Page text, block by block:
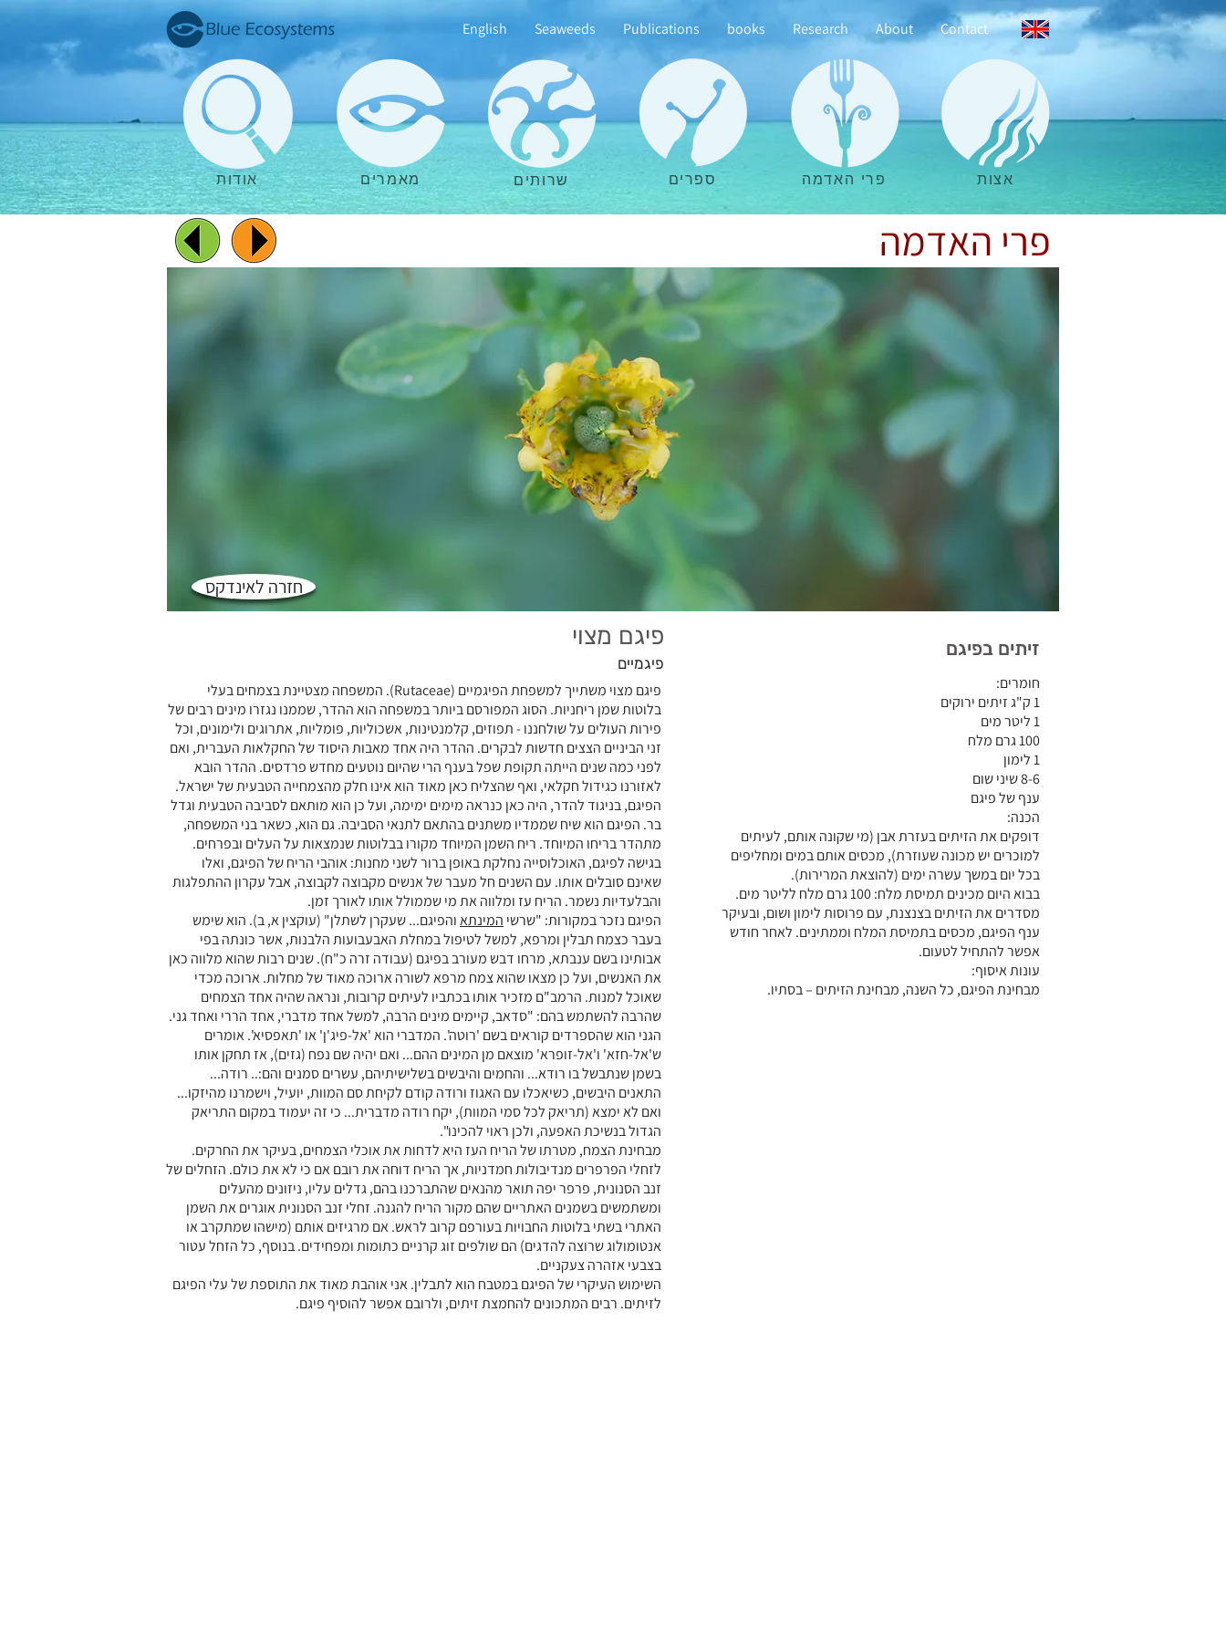
פרי האדמה
פיגם מצוי משתייך למשפחת הפיגמיים (Rutaceae). המשפחה מצטיינת בצמחים בעלי
בלוטות שמן ריחניות. הסוג המפורסם ביותר במשפחה הוא ההדר, שממנו נגזרו מינים רבים של
פירות העולים על שולחננו - תפוזים, קלמנטינות, אשכוליות, פומליות, אתרוגים ולימונים, וכל
זני הביניים הצצים חדשות לבקרים. ההדר היה אחד מאבות היסוד של החקלאות העברית, ואם
לפני כמה שנים הייתה תקופת שפל בענף הרי שהיום נוטעים מחדש פרדסים. ההדר הובא
לאזורנו כגידול חקלאי, ואף שהצליח כאן מאוד הוא אינו חלק מהצמחייה הטבעית של ישראל.
הפיגם, בניגוד להדר, היה כאן כנראה מימים ימימה, ועל כן הוא מותאם לסביבה הטבעית וגדל
בר. הפיגם הוא שיח שממדיו משתנים בהתאם לתנאי הסביבה. גם הוא, כשאר בני המשפחה,
מתהדר בריחו המיוחד. ריח השמן המיוחד מקורו בבלוטות שנמצאות על העלים ובפרחים.
בגישה לפיגם, האוכלוסייה נחלקת באופן ברור לשני מחנות: אוהבי הריח של הפיגם, ואלו
שאינם סובלים אותו. עם השנים חל מעבר של אנשים מקבוצה לקבוצה, אבל עקרון ההתפלגות
והבלעדיות נשמר. הריח עז ומלווה את מי שממולל אותו לאורך זמן.
הפיגם נזכר במקורות: "שרשי המינתאוהפיגם... שעקרן לשתלן" (עוקצין א, ב). הוא שימש
בעבר כצמח תבלין ומרפא, למשל לטיפול במחלת האבעבועות הלבנות, אשר כונתה בפי
אבותינו בשם ענבתא, מרחו דבש מעורב בפיגם (עבודה זרה כ"ח). שנים רבות שהוא מלווה כאן
את האנשים, ועל כן מצאו שהוא צמח מרפא לשורה ארוכה מאוד של מחלות. ארוכה מכדי
שאוכל למנות. הרמב"ם מזכיר אותו בכתביו לעיתים קרובות, ונראה שהיה אחד הצמחים
שהרבה להשתמש בהם: "סדאב, קיימים מינים הרבה, למשל אחד מדברי, אחד הררי ואחד גני.
הגני הוא שהספרדים קוראים בשם 'רוטה'. המדברי הוא 'אל-פיג'ן' או 'תאפסיא'. אומרים
ש'אל-חזא' ו'אל-זופרא' מוצאם מן המינים ההם... ואם יהיה שם נפח (גזים), אז תחקן אותו
בשמן שנתבשל בו רודא... והחמים והיבשים בשלישיתיהם, עשרים סמנים והם:.. רודה...
התאנים היבשים, כשיאכלו עם האגוז ורודה קודם לקיחת סם המוות, יועיל, וישמרנו מהיזקו...
ואם לא ימצא (תריאק לכל סמי המוות), יקח רודה מדברית... כי זה יעמוד במקום התריאק
הגדול בנשיכת האפעה, ולכן ראוי להכינו".
מבחינת הצמח, מטרתו של הריח העז היא לדחות את אוכלי הצמחים, בעיקר את החרקים.
לזחלי הפרפרים מנדיבולות חמדניות, אך הריח דוחה את רובם אם כי לא את כולם. הזחלים של
זנב הסנונית, פרפר יפה תואר מהנאים שהתברכנו בהם, גדלים עליו, ניזונים מהעלים
ומשתמשים בשמנים האתריים שהם מקור הריח להגנה. זחלי זנב הסנונית אוגרים את השמן
האתרי בשתי בלוטות החבויות בעורפם קרוב לראש. אם מרגיזים אותם (מישהו שמתקרב או
אנטומולוג שרוצה להדגים) הם שולפים זוג קרניים כתומות ומפחידים. בנוסף, כל הזחל עטור
בצבעי אזהרה צעקניים.
השימוש העיקרי של הפיגם במטבח הוא לתבלין. אני אוהבת מאוד את התוספת של עלי הפיגם
לזיתים. רבים המתכונים להחמצת זיתים, ולרובם אפשר להוסיף פיגם.
פיגם מצוי
פיגמיים
חומרים:
1 ק"ג זיתים ירוקים
1 ליטר מים
100 גרם מלח
1 לימון
8-6 שיני שום
ענף של פיגם
הכנה:
דופקים את הזיתים בעזרת אבן (מי שקונה אותם, לעיתים
למוכרים יש מכונה שעוזרת), מכסים אותם במים ומחליפים
בכל יום במשך עשרה ימים (להוצאת המרירות).
בבוא היום מכינים תמיסת מלח: 100 גרם מלח לליטר מים.
מסדרים את הזיתים בצנצנת, עם פרוסות לימון ושום, ובעיקר
ענף הפיגם, מכסים בתמיסת המלח וממתינים. לאחר חודש
אפשר להתחיל לטעום.
עונות איסוף:
מבחינת הפיגם, כל השנה, מבחינת הזיתים – בסתיו.
חזרה לאינדקס
זיתים בפיגם
English Seaweeds Publications books Research About Contact
אודות מאמרים שרותים ספרים פרי האדמה אצות